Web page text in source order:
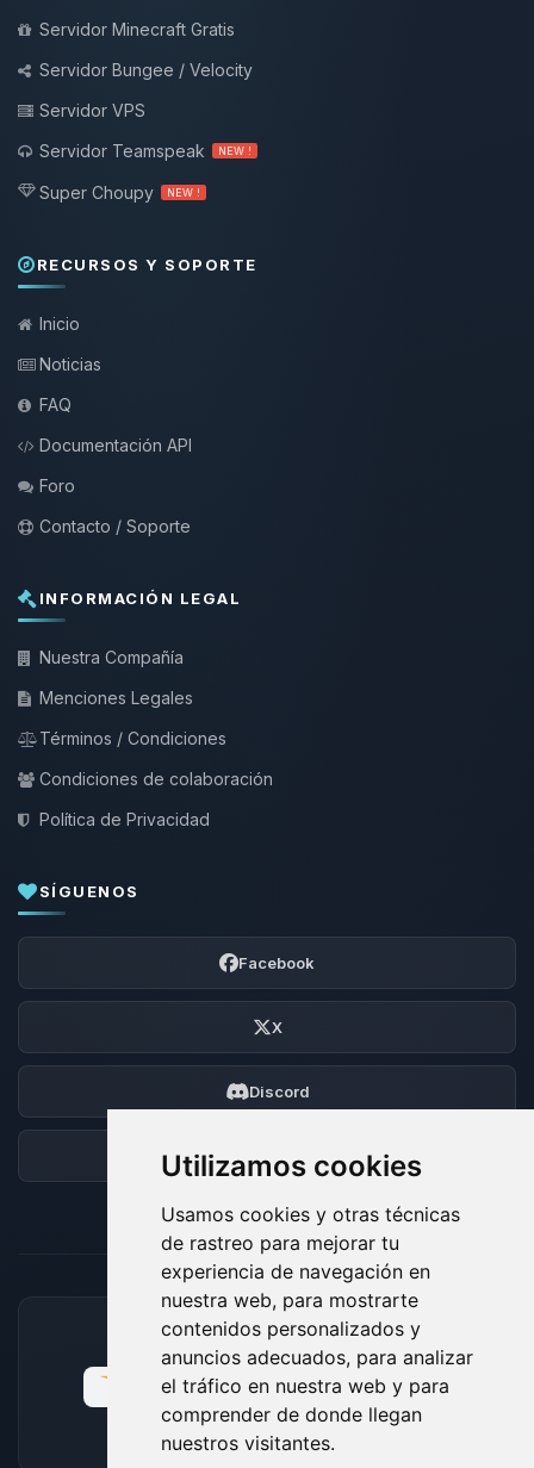
Utilizamos cookies
Usamos cookies y otras técnicas
de rastreo para mejorar tu
experiencia de navegación en
nuestra web, para mostrarte
contenidos personalizados y
anuncios adecuados, para analizar
el tráfico en nuestra web y para
comprender de donde llegan
nuestros visitantes.
Servidor Minecraft Gratis
Servidor Bungee / Velocity
Servidor VPS
Servidor Teamspeak
NEW !
Super Choupy NEW !
RECURSOS Y SOPORTE
Inicio
Noticias
FAQ
Documentación API
Foro
Contacto / Soporte
INFORMACIÓN LEGAL
Nuestra Compañía
Menciones Legales
Términos / Condiciones
Condiciones de colaboración
Política de Privacidad
SÍGUENOS
Facebook
X
Discord
Foro
MÉTODOS DE PAGO ACEPTADOS